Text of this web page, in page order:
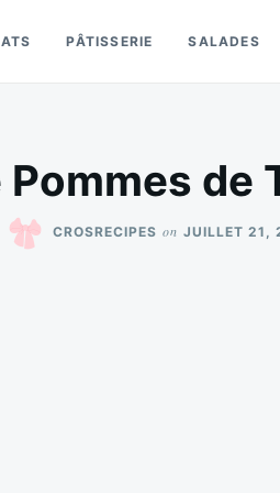
PÂTISSERIE SALADES
de
CROSRECIPES on JUILLET 21,